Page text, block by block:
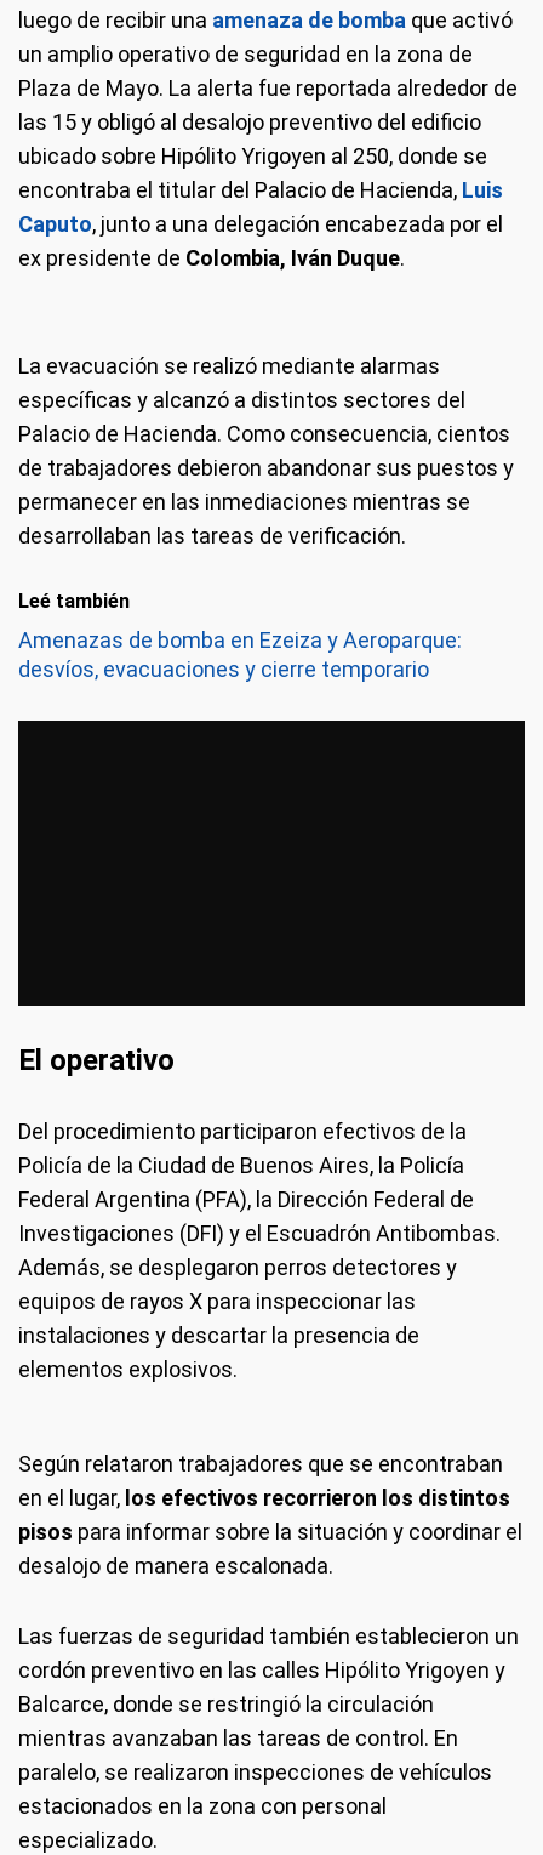
luego de recibir una amenaza de bomba que activó
un amplio operativo de seguridad en la zona de
Plaza de Mayo. La alerta fue reportada alrededor de
las 15 y obligó al desalojo preventivo del edificio
ubicado sobre Hipólito Yrigoyen al 250, donde se
encontraba el titular del Palacio de Hacienda, Luis
Caputo, junto a una delegación encabezada por el
ex presidente de Colombia, Iván Duque.
La evacuación se realizó mediante alarmas
específicas y alcanzó a distintos sectores del
Palacio de Hacienda. Como consecuencia, cientos
de trabajadores debieron abandonar sus puestos y
permanecer en las inmediaciones mientras se
desarrollaban las tareas de verificación.
Leé también
Amenazas de bomba en Ezeiza y Aeroparque:
desvíos, evacuaciones y cierre temporario
El operativo
Del procedimiento participaron efectivos de la
Policía de la Ciudad de Buenos Aires, la Policía
Federal Argentina (PFA), la Dirección Federal de
Investigaciones (DFI) y el Escuadrón Antibombas.
Además, se desplegaron perros detectores y
equipos de rayos X para inspeccionar las
instalaciones y descartar la presencia de
elementos explosivos.
Según relataron trabajadores que se encontraban
en el lugar, los efectivos recorrieron los distintos
pisos para informar sobre la situación y coordinar el
desalojo de manera escalonada.
Las fuerzas de seguridad también establecieron un
cordón preventivo en las calles Hipólito Yrigoyen y
Balcarce, donde se restringió la circulación
mientras avanzaban las tareas de control. En
paralelo, se realizaron inspecciones de vehículos
estacionados en la zona con personal
especializado.